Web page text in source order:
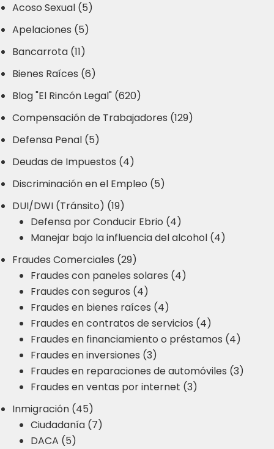
Acoso Sexual (5)
Apelaciones (5)
Bancarrota (11)
Bienes Raíces (6)
Blog "El Rincón Legal" (620)
Compensación de Trabajadores (129)
Defensa Penal (5)
Deudas de Impuestos (4)
Discriminación en el Empleo (5)
DUI/DWI (Tránsito) (19)
Defensa por Conducir Ebrio (4)
Manejar bajo la influencia del alcohol (4)
Fraudes Comerciales (29)
Fraudes con paneles solares (4)
Fraudes con seguros (4)
Fraudes en bienes raíces (4)
Fraudes en contratos de servicios (4)
Fraudes en financiamiento o préstamos (4)
Fraudes en inversiones (3)
Fraudes en reparaciones de automóviles (3)
Fraudes en ventas por internet (3)
Inmigración (45)
Ciudadanía (7)
DACA (5)